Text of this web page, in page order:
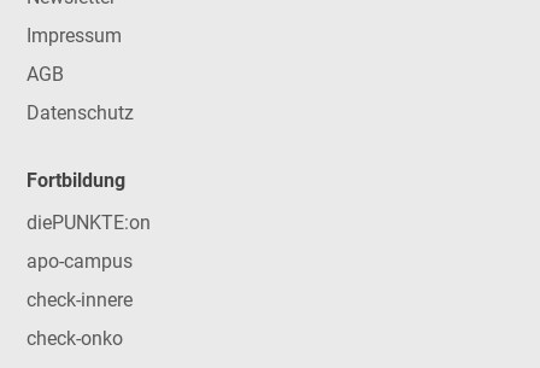
Impressum
AGB
Datenschutz
Fortbildung
diePUNKTE:on
apo-campus
check-innere
check-onko